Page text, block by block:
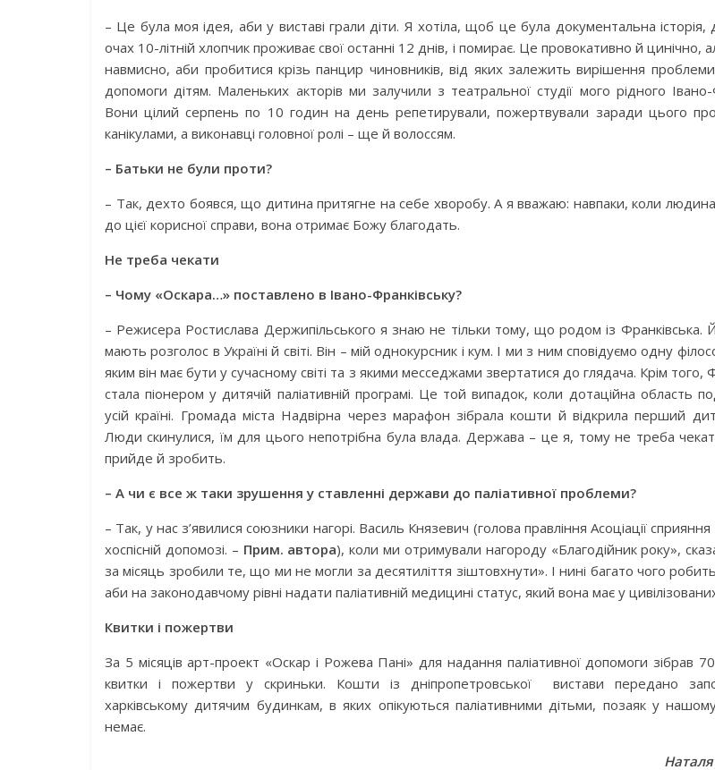
– Це була моя ідея, аби у виставі грали діти. Я хотіла, щоб це була документальна
очах 10-літній хлопчик проживає свої останні 12 днів, і помирає. Це провокативно й цинічно,
навмисно, аби пробитися крізь панцир чиновників, від яких залежить вирішення проблеми
допомоги дітям. Маленьких акторів ми залучили з театральної студії мого рідного Івано-
Вони цілий серпень по 10 годин на день репетирували, пожертвували заради цього
канікулами, а виконавці головної ролі – ще й волоссям.
– Батьки не були проти?
– Так, дехто боявся, що дитина притягне на себе хворобу. А я вважаю: навпаки, коли
до цієї корис­ної справи, вона отримає Божу благодать.
Не треба чекати
– Чому «Оскара…» поставлено в Івано-Франківську?
– Режисера Ростислава Держипільського я знаю не тільки тому, що родом із Франківська.
мають розголос в Україні й світі. Він – мій однокурсник і кум. І ми з ним сповідуємо одну
яким він має бути у сучасному світі та з якими месседжами звертатися до глядача. Крім того,
стала піонером у дитячій паліативній програмі. Це той випадок, коли дотаційна область
усій країні. Громада міста Надвірна через марафон зібрала кошти й відкрила перший
Люди скинулися, їм для цього непотрібна була влада. Держава – це я, тому не треба
прийде й зробить.
– А чи є все ж таки зрушення у ставленні держави до паліативної проблеми?
– Так, у нас з’явилися союзники нагорі. Василь Князевич (голова правління Асоціації сприяння
хоспісній допомозі. – Прим. автора), коли ми отримували нагороду «Благодійник року»,
за місяць зробили те, що ми не могли за десятиліття зіштовхнути». І нині багато чого
аби на законодавчому рівні надати паліативній медицині статус, який вона має у
Квитки і пожертви
За 5 місяців арт-проект «Оскар і Рожева Пані» для надання паліативної допомоги зібрав
квитки і пожертви у скриньки. Кошти із дніпропетровської вистави передано
харківському дитячим будинкам, в яких опікуються паліативними дітьми, позаяк у нашому
немає.